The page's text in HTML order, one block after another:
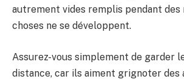
autrement vides remplis pendant des
choses ne se développent.
Assurez-vous simplement de garder
distance, car ils aiment grignoter des